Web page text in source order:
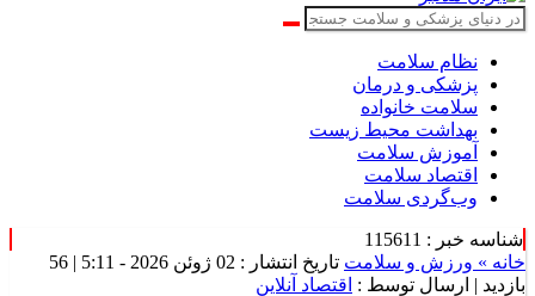
نظام سلامت
پزشکی و درمان
سلامت خانواده
بهداشت محیط زیست
آموزش سلامت
اقتصاد سلامت
وب‌گردی سلامت
شناسه خبر : 115611
خانه » ورزش و سلامت تاریخ انتشار : 02 ژوئن 2026 - 5:11 |
56
بازدید | ارسال توسط : اقتصاد آنلاین